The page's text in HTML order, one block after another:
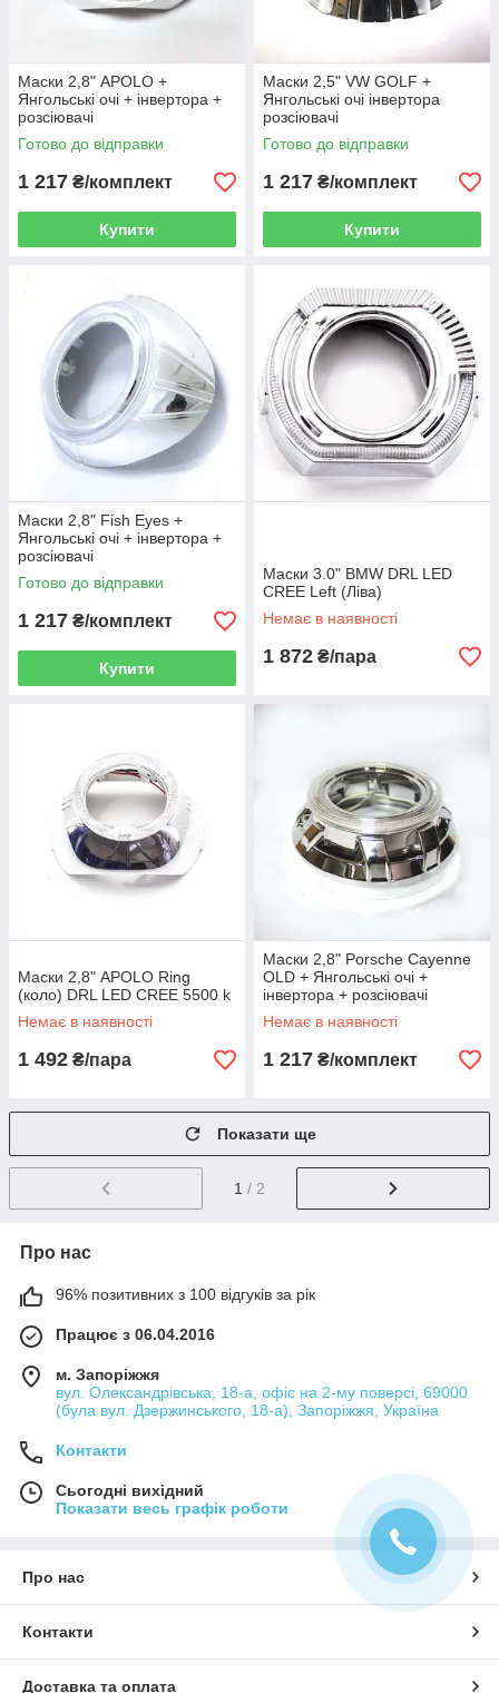
Маски 2,8" APOLO +
Янгольські очі + інвертора +
розсіювачі
Готово до відправки
1 217 ₴/комплект
Купити
Маски 2,5" VW GOLF +
Янгольські очі інвертора
розсіювачі
Готово до відправки
1 217 ₴/комплект
Купити
Маски 2,8" Fish Eyes +
Янгольські очі + інвертора +
розсіювачі
Готово до відправки
1 217 ₴/комплект
Купити
Маски 3.0" BMW DRL LED
CREE Left (Ліва)
Немає в наявності
1 872 ₴/пара
Маски 2,8" APOLO Ring
(коло) DRL LED CREE 5500 k
Немає в наявності
1 492 ₴/пара
Маски 2,8" Porsche Cayenne
OLD + Янгольські очі +
інвертора + розсіювачі
Немає в наявності
1 217 ₴/комплект
Показати ще
1 / 2
Про нас
96% позитивних з 100 відгуків за рік
Працює з 06.04.2016
м. Запоріжжя
вул. Олександрівська, 18-а, офіс на 2-му поверсі, 69000
(була вул. Дзержинського, 18-а), Запоріжжя, Україна
Контакти
Сьогодні вихідний
Показати весь графік роботи
Про нас
Контакти
Доставка та оплата